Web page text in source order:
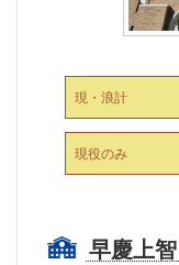
現・浪計
現役のみ
早慶上智